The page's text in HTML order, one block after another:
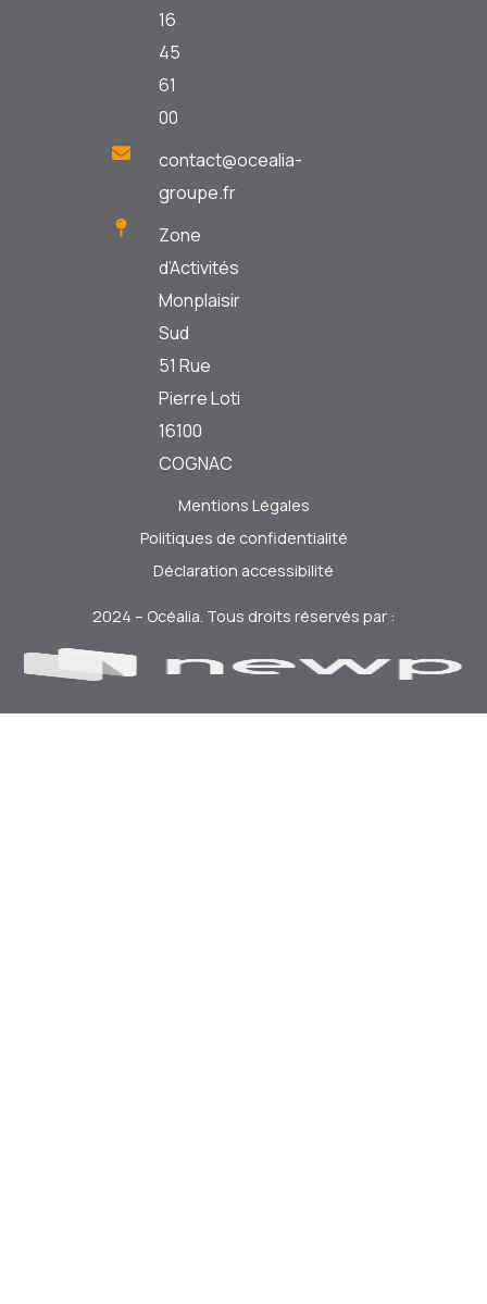
16
45
61
00
contact@ocealia-
groupe.fr
Zone
d’Activités
Monplaisir
Sud
51 Rue
Pierre Loti
16100
COGNAC
Mentions Légales
Politiques de confidentialité
Déclaration accessibilité
2024 – Océalia. Tous droits réservés par :